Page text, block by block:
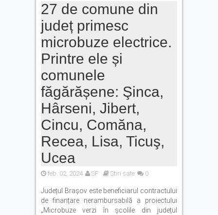
27 de comune din
județ primesc
microbuze electrice.
Printre ele și
comunele
făgărășene: Şinca,
Hârseni, Jibert,
Cincu, Comăna,
Recea, Lisa, Ticuş,
Ucea
feb. 02, 2024 SF Știri sate 0
Județul Brașov este beneficiarul contractului
de finanțare nerambursabilă a proiectului
„Microbuze verzi în școlile din județul